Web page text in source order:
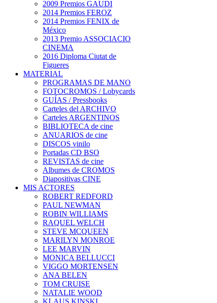
2009 Premios GAUDI
2014 Premios FEROZ
2014 Premios FENIX de
México
2013 Premio ASSOCIACIO
CINEMA
2016 Diploma Ciutat de
Figueres
MATERIAL
PROGRAMAS DE MANO
FOTOCROMOS / Lobycards
GUÍAS / Pressbooks
Carteles del ARCHIVO
Carteles ARGENTINOS
BIBLIOTECA de cine
ANUARIOS de cine
DISCOS vinilo
Portadas CD BSO
REVISTAS de cine
Albumes de CROMOS
Diapositivas CINE
MIS ACTORES
ROBERT REDFORD
PAUL NEWMAN
ROBIN WILLIAMS
RAQUEL WELCH
STEVE MCQUEEN
MARILYN MONROE
LEE MARVIN
MONICA BELLUCCI
VIGGO MORTENSEN
ANA BELEN
TOM CRUISE
NATALIE WOOD
KLAUS KINSKI